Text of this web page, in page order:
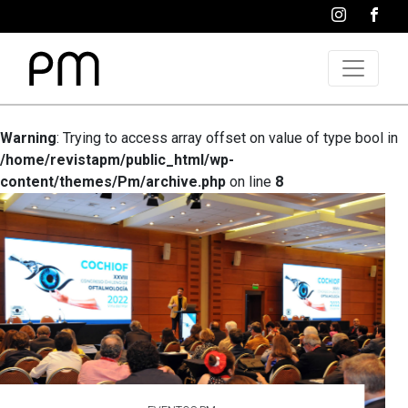
Warning: Trying to access array offset on value of type bool in
/home/revistapm/public_html/wp-
content/themes/Pm/archive.php on line 8